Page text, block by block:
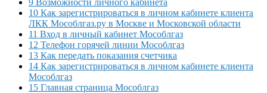
10 Как зарегистрироваться в личном кабинете клиента
ЛКК Мособлгаз.ру в Москве и Московской области
11 Вход в личный кабинет Мособлгаз
12 Телефон горячей линии Мособлгаз
13 Как передать показания счетчика
14 Как зарегистрироваться в личном кабинете клиента
Мособлгаз
15 Главная страница Мособлгаз